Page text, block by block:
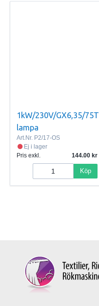
1kW/230V/GX6,35/75T
lampa
Art.Nr. P2/17-OS
Ej i lager
Pris exkl.
144.00
Köp